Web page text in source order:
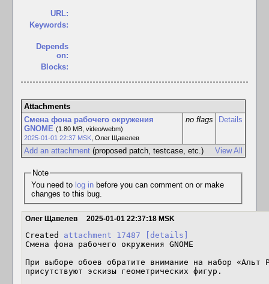
URL:
Keywords:
Depends
on:
Blocks:
Attachments
Смена фона рабочего окружения
GNOME (1.80 MB, video/webm)
2025-01-01 22:37 MSK, Олег Щавелев
no flags Details
View All
Add an attachment(proposed patch, testcase, etc.)
Note
You need to log inbefore you can comment on or make
changes to this bug.
Олег Щавелев 2025-01-01 22:37:18 MSK
Created attachment 17487
[details]
Смена фона рабочего окружения GNOME
При выборе обоев обратите внимание на набор
присутствуют эскизы геометрических фигур.